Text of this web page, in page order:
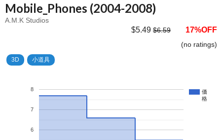
Mobile_Phones (2004-2008)
A.M.K Studios
$5.49 $6.59 17%OFF
(no ratings)
3D 小道具
価
格
6
7
8